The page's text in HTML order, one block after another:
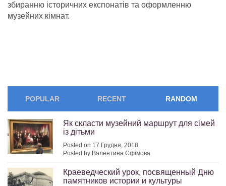
збиранню історичних експонатів та оформленню
музейних кімнат.
POPULAR RECENT RANDOM
Як скласти музейний маршрут для сімей
із дітьми
Posted on 17 Грудня, 2018
Posted by Валентина Єфімова
Краеведческий урок, посвященный Дню
памятников истории и культуры